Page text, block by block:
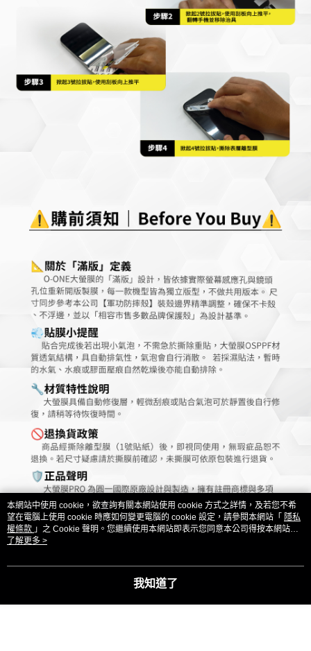
本網站中使用 cookie，欲查詢有關本網站使用 cookie 方式之詳情，及若您不希
望在電腦上使用 cookie 時應如何變更電腦的 cookie 設定，請參閱本網站「 隱私
權條款 」之 Cookie 聲明。您繼續使用本網站即表示您同意本公司得按本網站使
用條款之 Cookie 聲明使用 cookie。
了解更多 >
我知道了